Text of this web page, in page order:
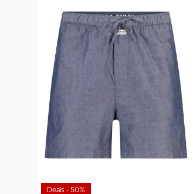
Deals - 50%